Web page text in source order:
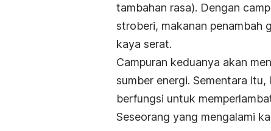
tambahan rasa). Dengan
stroberi, makanan penambah
kaya serat.
Campuran keduanya akan
sumber energi. Sementara itu,
berfungsi untuk
Seseorang yang mengalami